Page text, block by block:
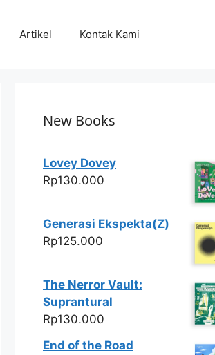
Artikel Kontak Kami
New Books
Lovey Dovey
Rp130.000
Generasi Ekspekta(Z)
Rp125.000
The Nerror Vault:
Suprantural
Rp130.000
End of the Road